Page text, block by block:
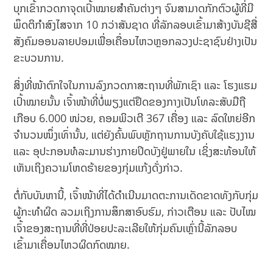
ບຸກເຂົ້າກວດກາຈຸດເປົ້າໝາຍສຳຄັນຕ່າງໆ ຈົນສາມາດກັກຕົວຜູ້ທີ່ມີ
ພຶດຕິກຳສົງໄສຈາກ 10 ກວ່າສັນຊາດ ທີ່ລັກລອບເຂົ້າມາສ້າງບັນຊີສື່
ສັງຄົມອອນລາຍປອມເພື່ອເຄື່ອນໄຫວຫຼອກລວງປະຊາຊົນຢ່າງເປັນ
ຂະບວນການ.
ສິ່ງທີ່ໜ້າຕົກໃຈໃນການລົງກວດກາສະຖານທີ່ພັກເຊົາ ແລະ ໂຮງແຮມ
ເປົ້າໝາຍນັ້ນ ເຈົ້າໜ້າທີ່ບໍ່ພຽງແຕ່ຢຶດຂອງກາງເປັນໂທລະສັບມືຖື
ເກືອບ 6.000 ໜ່ວຍ, ຄອມພິວເຕີ 367 ເຄື່ອງ ແລະ ລົດໃຫຍ່ອີກ
ຈຳນວນໜຶ່ງເທົ່ານັ້ນ, ແຕ່ຍັງຄົ້ນພົບຫຼັກຖານການບັງຄັບໃຊ້ແຮງງານ
ແລະ ອຸປະກອນທໍລະມານຮ່າງກາຍປິດບັງຢູ່ພາຍໃນ ເຊິ່ງສະທ້ອນໃຫ້
ເຫັນເຖິງຄວາມໂຫດຮ້າຍຂອງກຸ່ມແກ້ງດັ່ງກ່າວ.
ຕໍ່ກັບບັນຫານີ້, ເຈົ້າໜ້າທີ່ໄດ້ດຳເນີນມາດຕະການເດັດຂາດທັງກັບກຸ່ມ
ຜູ້ກະທຳຜິດ ລວມເຖິງການສຶກສາອົບຮົມ, ກ່າວເຕືອນ ແລະ ປັບໄໝ
ເຈົ້າຂອງສະຖານທີ່ທີ່ປ່ອຍປະລະເລີຍໃຫ້ກຸ່ມຄົນເຫຼົ່ານີ້ລັກລອບ
ເຂົ້າມາເຄື່ອນໄຫວຜິດກົດໝາຍ.